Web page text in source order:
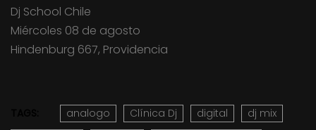
Dj School Chile
Miércoles 08 de agosto
Hindenburg 667, Providencia
analogo Clínica Dj digital
dj mix